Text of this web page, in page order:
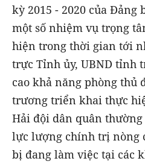
kỳ 2015 - 2020 của Đảng
một số nhiệm vụ trọng
hiện trong thời gian tới
trực Tỉnh ủy, UBND tỉnh
cao khả năng phòng thủ
trương triển khai thực
Hải đội dân quân
lực lượng chính trị nòng
bị đang làm việc tại các